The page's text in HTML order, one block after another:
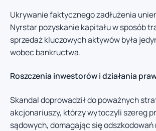
Ukrywanie faktycznego zadłużenia
Nyrstar pozyskanie kapitału w sposób
sprzedaż kluczowych aktywów była
wobec bankructwa.
Roszczenia inwestorów i działania
Skandal doprowadził do poważnych
akcjonariuszy, którzy wytoczyli szereg
sądowych, domagając się odszkodowań